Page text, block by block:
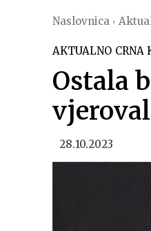
Naslovnica
AKTUALNO CRNA
Ostala
28.10.2023